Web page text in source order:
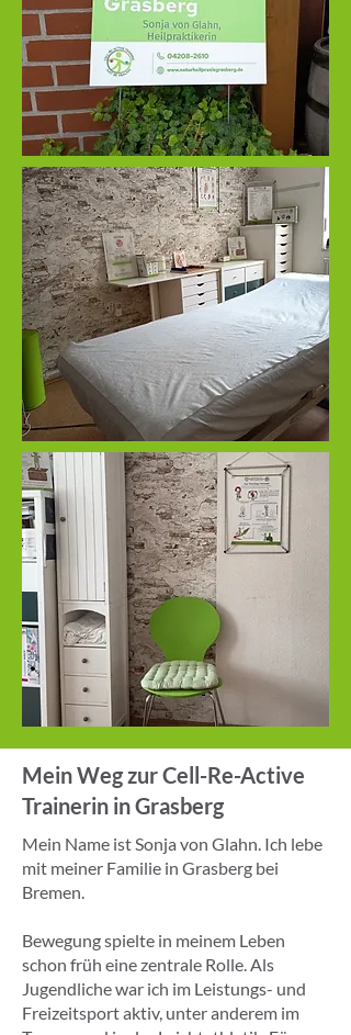
Mein Weg zur Cell-Re-Active
Trainerin in Grasberg
Mein Name ist Sonja von Glahn. Ich lebe
mit meiner Familie in Grasberg bei
Bremen.
Bewegung spielte in meinem Leben
schon früh eine zentrale Rolle. Als
Jugendliche war ich im Leistungs- und
Freizeitsport aktiv, unter anderem im